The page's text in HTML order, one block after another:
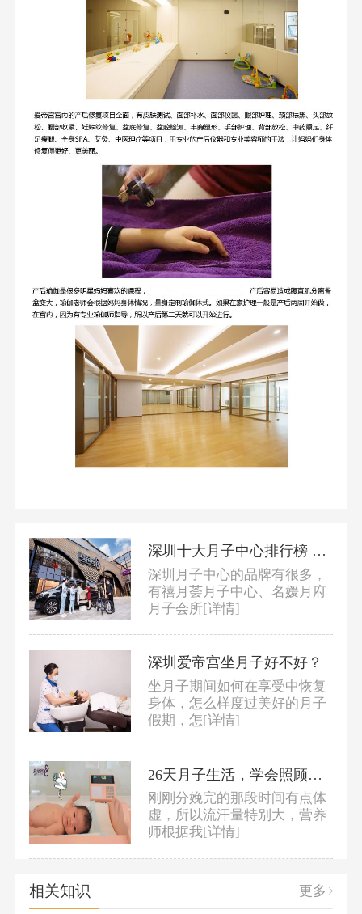
深圳十大月子中心排行榜 这家月子会所值得推荐！
深圳月子中心的品牌有很多，
有禧月荟月子中心、名媛月府
月子会所[详情]
深圳爱帝宫坐月子好不好？
坐月子期间如何在享受中恢复
身体，怎么样度过美好的月子
假期，怎[详情]
26天月子生活，学会照顾宝宝、解决了乳房问题，如何做到？
刚刚分娩完的那段时间有点体
虚，所以流汗量特别大，营养
师根据我[详情]
相关知识 更多